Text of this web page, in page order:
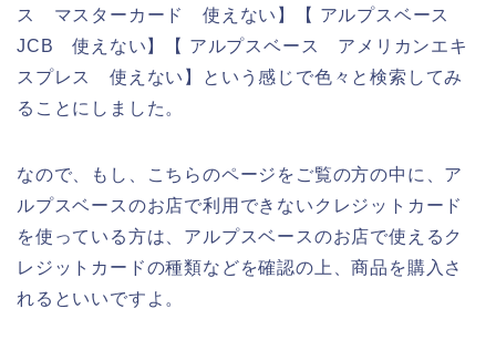
ス マスターカード 使えない】【 アルプスベース
JCB 使えない】【 アルプスベース アメリカンエキ
スプレス 使えない】という感じで色々と検索してみ
ることにしました。
なので、もし、こちらのページをご覧の方の中に、ア
ルプスベースのお店で利用できないクレジットカード
を使っている方は、アルプスベースのお店で使えるク
レジットカードの種類などを確認の上、商品を購入さ
れるといいですよ。